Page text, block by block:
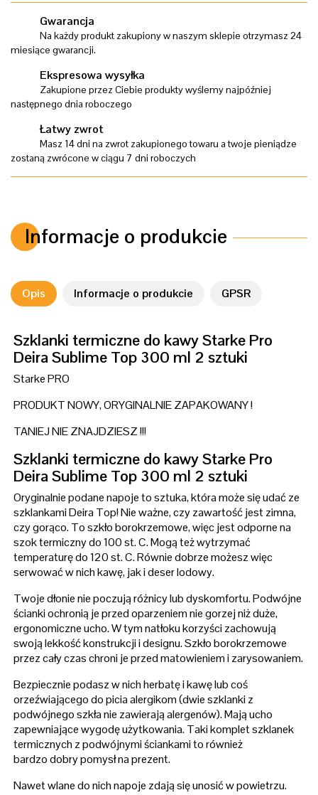
Gwarancja
Na każdy produkt zakupiony w naszym sklepie otrzymasz 24
miesiące gwarancji.
Ekspresowa wysyłka
Zakupione przez Ciebie produkty wyślemy najpóźniej
następnego dnia roboczego
Łatwy zwrot
Masz 14 dni na zwrot zakupionego towaru a twoje pieniądze
zostaną zwrócone w ciągu 7 dni roboczych
Informacje o produkcie
Opis Informacje o produkcie GPSR
Szklanki termiczne do kawy Starke Pro
Deira Sublime Top 300 ml 2 sztuki
Starke PRO
PRODUKT NOWY, ORYGINALNIE ZAPAKOWANY !
TANIEJ NIE ZNAJDZIESZ !!!
Szklanki termiczne do kawy Starke Pro
Deira Sublime Top 300 ml 2 sztuki
Oryginalnie podane napoje to sztuka, która może się udać ze
szklankami Deira Top! Nie ważne, czy zawartość jest zimna,
czy gorąco. To szkło borokrzemowe, więc jest odporne na
szok termiczny do 100 st. C. Mogą też wytrzymać
temperaturę do 120 st. C. Równie dobrze możesz więc
serwować w nich kawę, jak i deser lodowy.
Twoje dłonie nie poczują różnicy lub dyskomfortu. Podwójne
ścianki ochronią je przed oparzeniem nie gorzej niż duże,
ergonomiczne ucho. W tym natłoku korzyści zachowują
swoją lekkość konstrukcji i designu. Szkło borokrzemowe
przez cały czas chroni je przed matowieniem i zarysowaniem.
Bezpiecznie podasz w nich herbatę i kawę lub coś
orzeźwiającego do picia alergikom (dwie szklanki z
podwójnego szkła nie zawierają alergenów). Mają ucho
zapewniające wygodę użytkowania. Taki komplet szklanek
termicznych z podwójnymi ściankami to również
bardzo dobry pomysł na prezent.
Nawet wlane do nich napoje zdają się unosić w powietrzu.